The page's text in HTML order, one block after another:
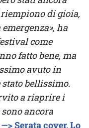
di gioia,
ha
come
fatto bene, ma
avuto in
stato bellissimo.
a riaprire i
ancora
Serata cover, Lo